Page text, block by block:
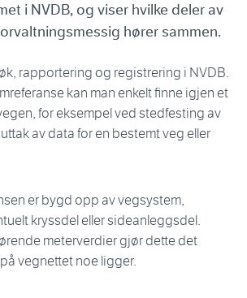
i NVDB, og viser hvilke deler av
hører sammen.
rapportering og registrering i NVDB.
kan man enkelt finne igjen et
for eksempel ved stedfesting av
av data for en bestemt veg eller
er bygd opp av vegsystem,
kryssdel eller sideanleggsdel.
meterverdier gjør dette det
vegnettet noe ligger.